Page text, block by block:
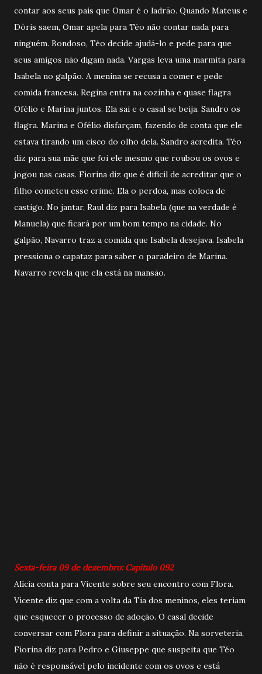
contar aos seus pais que Omar é o ladrão. Quando Mateus e
Dóris saem, Omar apela para Téo não contar nada para
ninguém. Bondoso, Téo decide ajudá-lo e pede para que
seus amigos não digam nada. Vargas leva uma marmita para
Isabela no galpão. A menina se recusa a comer e pede
comida francesa. Regina entra na cozinha e quase flagra
Ofélio e Marina juntos. Ela sai e o casal se beija. Sandro os
flagra. Marina e Ofélio disfarçam, fazendo de conta que ele
estava tirando um cisco do olho dela. Sandro acredita. Téo
diz para sua mãe que foi ele mesmo que roubou os ovos e
jogou nas casas. Fiorina diz que é difícil de acreditar que o
filho cometeu esse crime. Ela o perdoa, mas coloca de
castigo. No jantar, Raul diz para Isabela (que na verdade é
Manuela) que ficará por um bom tempo na cidade. No
galpão, Navarro traz a comida que Isabela desejava. Isabela
pressiona o capataz para saber o paradeiro de Marina.
Navarro revela que ela está na mansão.
Sexta-feira 09 de dezembro: Capitulo 092
Alícia conta para Vicente sobre seu encontro com Flora.
Vicente diz que com a volta da Tia dos meninos, eles teriam
que esquecer o processo de adoção. O casal decide
conversar com Flora para definir a situação. Na sorveteria,
Fiorina diz para Pedro e Giuseppe que suspeita que Téo
não é responsável pelo incidente com os ovos e está